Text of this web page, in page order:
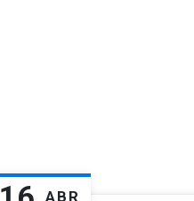
ABR